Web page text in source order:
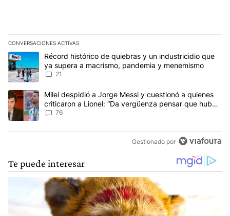
CONVERSACIONES ACTIVAS
Este listado muestra los artículos con más comentarios en los
Un artículo de tendencia con el título "Récord histórico de
Récord histórico de quiebras y un industricidio que
ya supera a macrismo, pandemia y menemismo
21
Un artículo de tendencia con el título "Milei despidió a Jorge
Milei despidió a Jorge Messi y cuestionó a quienes
criticaron a Lionel: “Da vergüenza pensar que hubo
anti-Messi”
76
Gestionado por